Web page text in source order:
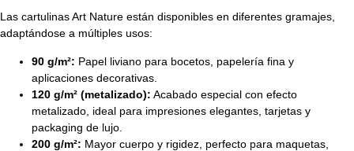
Las cartulinas Art Nature están disponibles en diferentes gramajes,
adaptándose a múltiples usos:
90 g/m²: Papel liviano para bocetos, papelería fina y
aplicaciones decorativas.
120 g/m² (metalizado): Acabado especial con efecto
metalizado, ideal para impresiones elegantes, tarjetas y
packaging de lujo.
200 g/m²: Mayor cuerpo y rigidez, perfecto para maquetas,